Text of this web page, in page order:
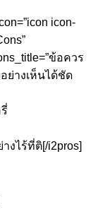
icon-
ข้อควร
ย่างเห็นได้ชัด
งไร้ที่ติ[/i2pros]